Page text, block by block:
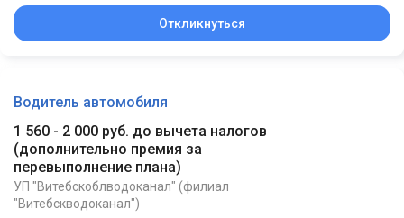
Откликнуться
Водитель автомобиля
1 560 - 2 000 руб. до вычета налогов
(дополнительно премия за
перевыполнение плана)
УП "Витебскоблводоканал" (филиал
"Витебскводоканал")